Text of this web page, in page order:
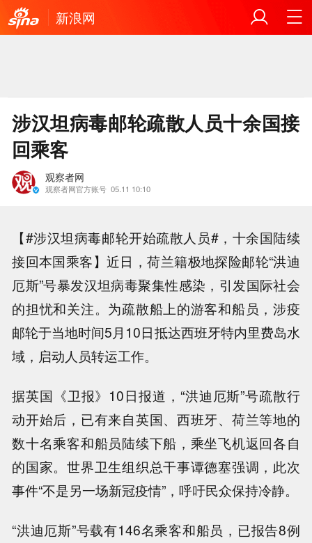
新浪网
涉汉坦病毒邮轮疏散人员十余国接
回乘客
观察者网
观察者网官方账号 05.11 10:10
【#涉汉坦病毒邮轮开始疏散人员#，十余国陆续
接回本国乘客】近日，荷兰籍极地探险邮轮“洪迪
厄斯”号暴发汉坦病毒聚集性感染，引发国际社会
的担忧和关注。为疏散船上的游客和船员，涉疫
邮轮于当地时间5月10日抵达西班牙特内里费岛水
域，启动人员转运工作。
据英国《卫报》10日报道，“洪迪厄斯”号疏散行
动开始后，已有来自英国、西班牙、荷兰等地的
数十名乘客和船员陆续下船，乘坐飞机返回各自
的国家。世界卫生组织总干事谭德塞强调，此次
事件“不是另一场新冠疫情”，呼吁民众保持冷静。
“洪迪厄斯”号载有146名乘客和船员，已报告8例